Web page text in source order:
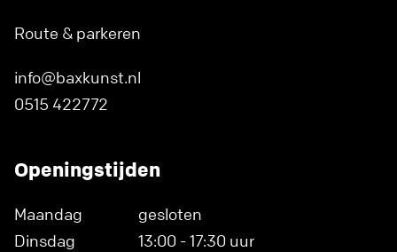
Route & parkeren
info@baxkunst.nl
0515 422772
Openingstijden
Maandag
gesloten
Dinsdag
13:00 - 17:30 uur